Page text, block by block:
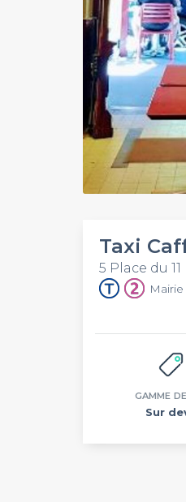
Taxi
5 Place du
GAMME
Sur